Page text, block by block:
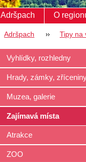
Adršpach O
Adršpach Tipy na
Vyhlídky, rozhledny
Hrady, zámky,
Muzea, galerie
Zajímavá místa
Atrakce
ZOO